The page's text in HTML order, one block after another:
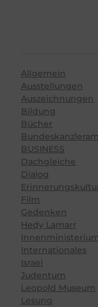
Allgemein
Ausstellungen
Auszeichnungen
Bildung
Bücher
BUSINESS
Dachgleiche
Dialog
Film
Gedenken
Hedy Lamarr
Innenministerium
Internationales
Israel
Judentum
Leopold Museum
Lesung